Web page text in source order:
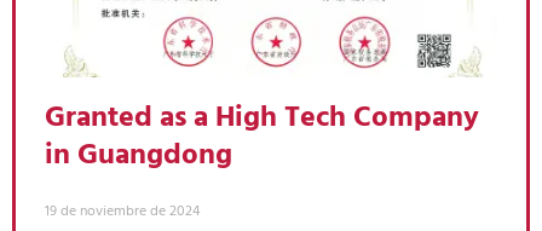
Granted as a High Tech Company
in Guangdong
19 de noviembre de 2024